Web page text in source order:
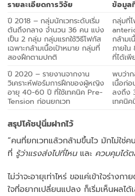
รายละเอียดการวิจัย
ข้อมูล
ปี 2018 – กลุ่มนักเวทระดับเริ่ม
ต้นถึงกลาง จำนวน 36 คน แบ่ง
เป็น 2 กลุ่ม กลุ่มแรกใช้วิธีโฟกัส
เฉพาะกล้ามเนื้อเป้าหมาย กลุ่มที่
สองฝึกตามปกติ
กลุ่มที่โ
กล้ามเ
ภายใ
ที่ได้เพี
ปี 2020 – รายงานจากงาน
วิเคราะห์ฟอร์มการฝึกของผู้หญิง
อายุ 40-60 ปี ที่ใช้เทคนิค Pre-
Tension ก่อนยกเวท
พบว่าก
เนื้อก่
ลงถึง
เทคนิค
สรุปโค้ชปุนิ่มฝากไว้
“คนที่ยกเวทแล้วกล้ามขึ้นไว มักไม่ใ
ที่ รู้ว่าแรงส่งไปที่ไหนและ ควบคุมได้
ไม่ว่าจะอายุเท่าไหร่ ขอแค่เข้าใจร่างก
ใจที่อยากเปลี่ยนแปลง ก็เริ่มเห็นผลได้